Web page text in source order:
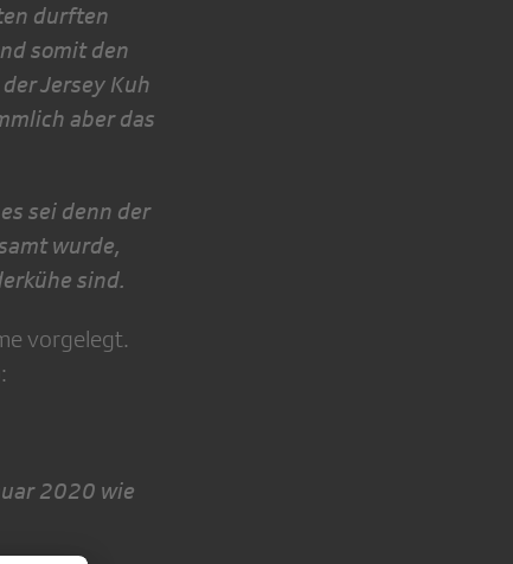
durften
somit den
Jersey Kuh
aber das
sei denn der
wurde,
sind.
vorgelegt.
2020 wie